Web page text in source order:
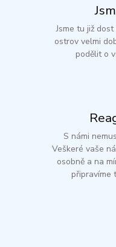
Jsme tu již
ostrov velmi
podělit o
S námi
Veškeré vaše
osobně a na
připravíme